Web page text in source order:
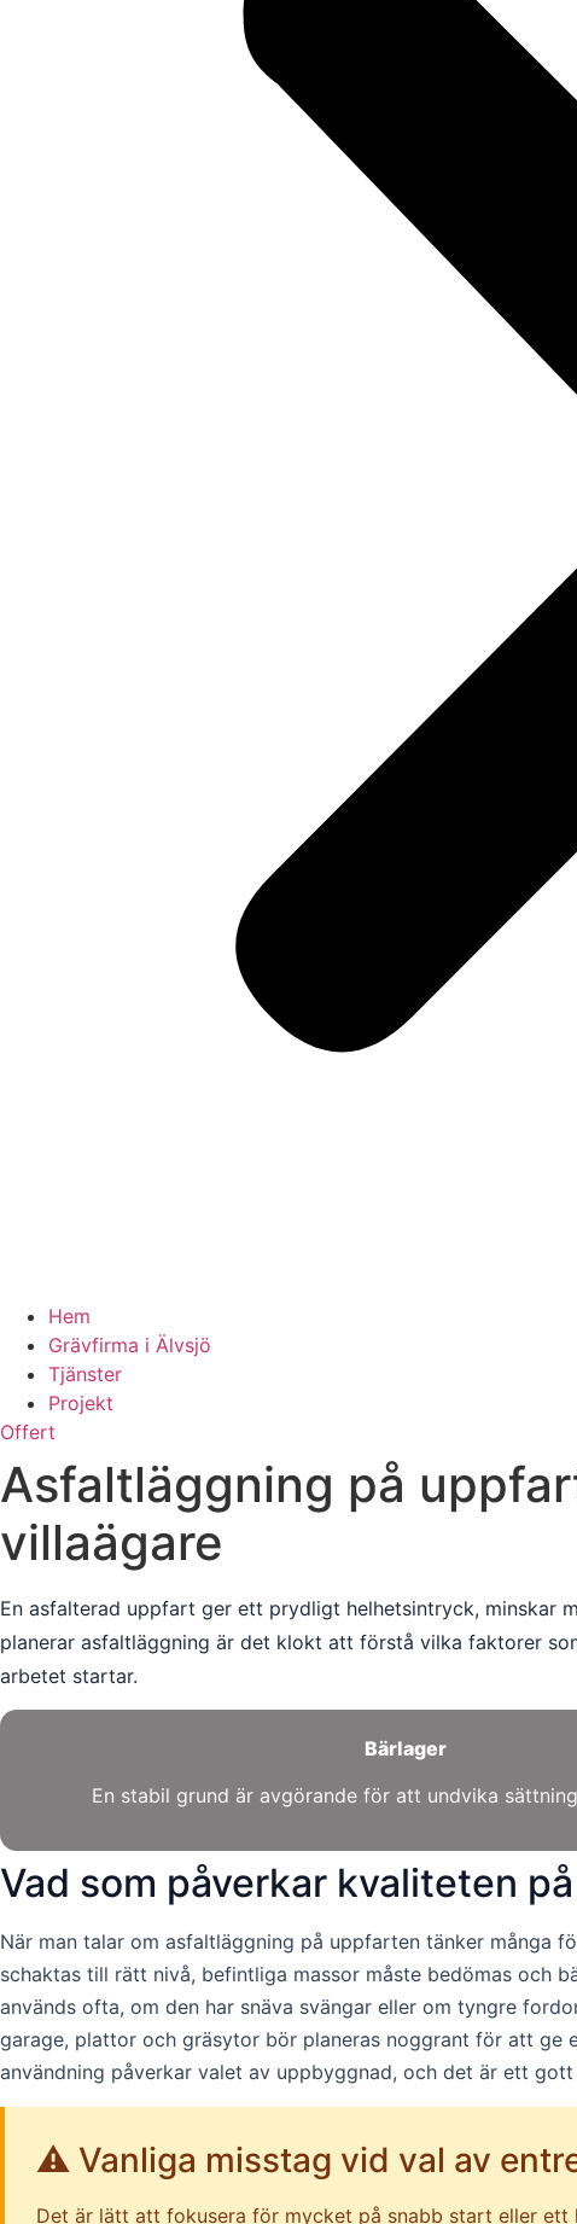
Hem
Grävfirma i Älvsjö
Tjänster
Projekt
Offert
Asfaltläggning på
villaägare
En asfalterad uppfart ger ett prydligt helhetsintryck, minskar
planerar asfaltläggning är det klokt att förstå vilka faktorer
arbetet startar.
Bärlager
En stabil grund är avgörande för att undvika
Vad som påverkar kvaliteten
När man talar om asfaltläggning på uppfarten tänker många
schaktas till rätt nivå, befintliga massor måste bedömas och
används ofta, om den har snäva svängar eller om tyngre
garage, plattor och gräsytor bör planeras noggrant för att ge
användning påverkar valet av uppbyggnad, och det är ett
⚠️ Vanliga misstag vid val av
Det är lätt att fokusera för mycket på snabb start eller